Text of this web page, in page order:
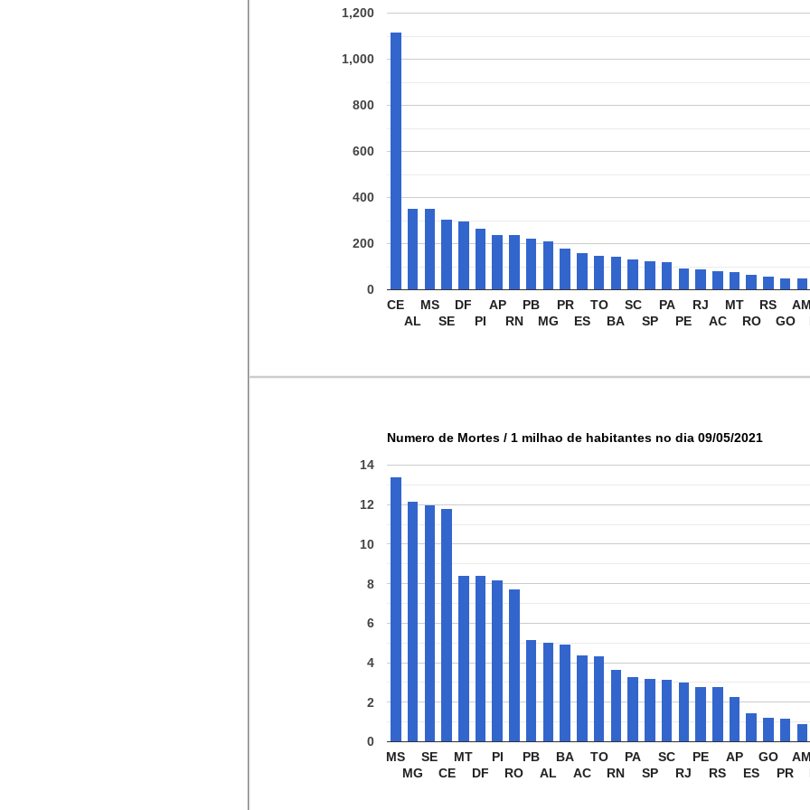
CE
AL
MS
SE
DF
PI
AP
RN
PB
MG
PR
ES
TO
BA
SC
SP
PA
PE
RJ
AC
MT
RO
RS
GO
0
200
400
600
800
1,000
1,200
Numero de Mortes / 1 milhao de habitantes no dia 09/05/2021
MS
MG
SE
CE
MT
DF
PI
RO
PB
AL
BA
AC
TO
RN
PA
SP
SC
RJ
PE
RS
AP
ES
GO
PR
0
2
4
6
8
10
12
14